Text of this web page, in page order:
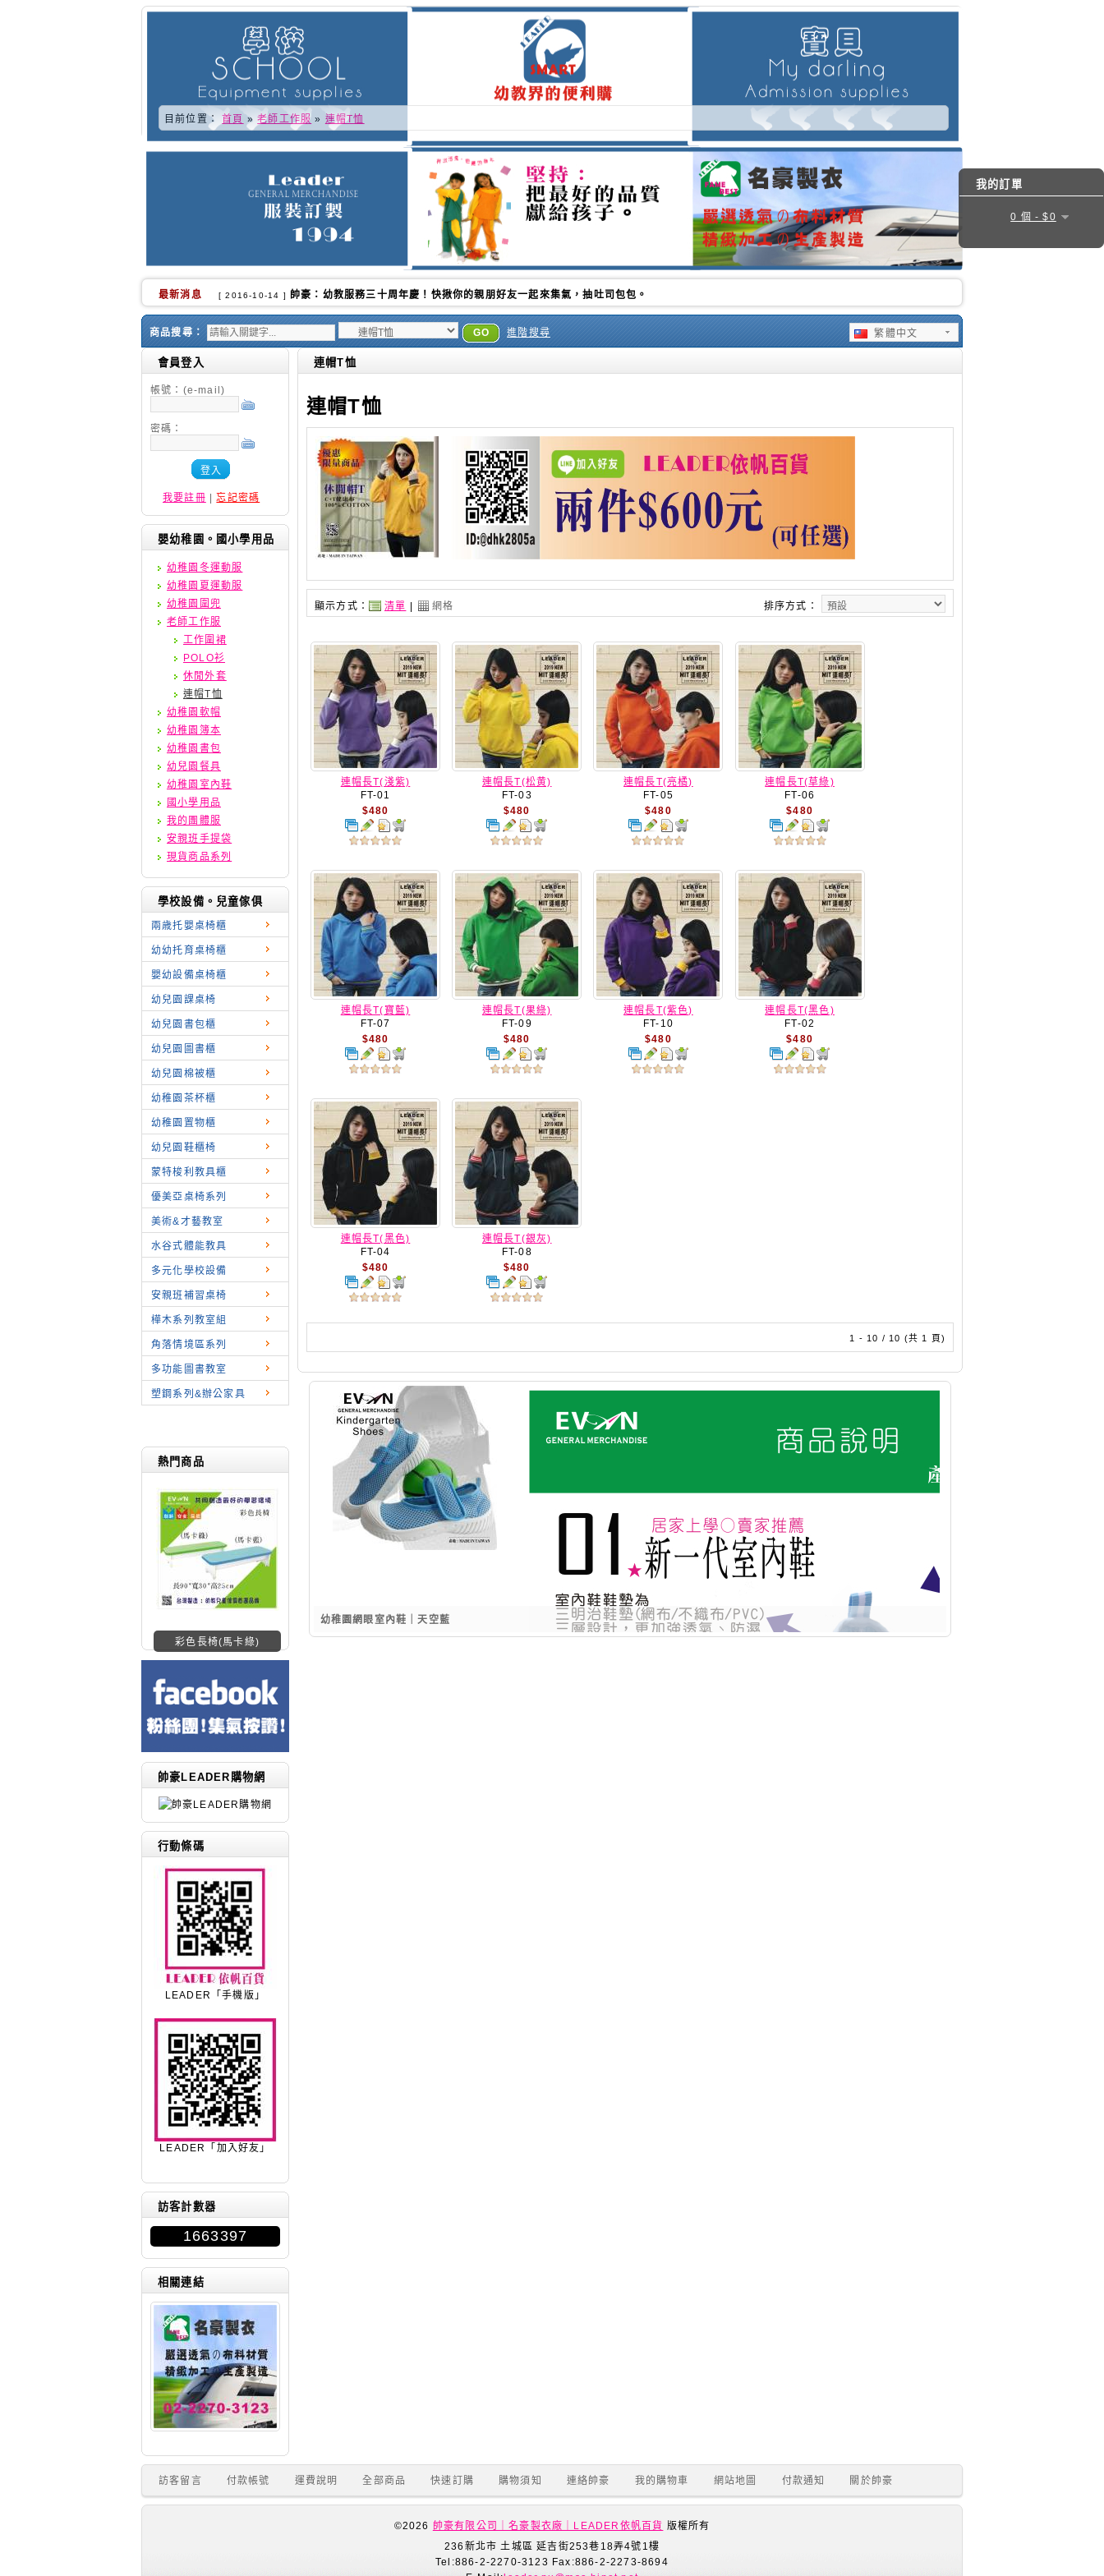
目前位置： 首頁 »老師工作服 » 連帽T恤
最新消息 [ 2016-10-02 ] 又快到了學校換季的時侯.更感謝各位好朋友的支持.帥豪永遠是您最好的選擇
商品搜尋： GO 進階搜尋 繁體中文
我的訂單
0 個 - $0
會員登入
帳號：(e-mail)
密碼：
登入
我要註冊 |忘記密碼
嬰幼稚園。國小學用品
幼稚園冬運動服
幼稚園夏運動服
幼稚園圍兜
老師工作服
工作圍裙
POLO衫
休閒外套
連帽T恤
幼稚園軟帽
幼稚園簿本
幼稚園書包
幼兒園餐具
幼稚園室內鞋
國小學用品
我的團體服
安親班手提袋
現貨商品系列
學校設備。兒童傢俱
兩歳托嬰桌椅櫃
幼幼托育桌椅櫃
嬰幼設備桌椅櫃
幼兒園課桌椅
幼兒園書包櫃
幼兒園圖書櫃
幼兒園棉被櫃
幼稚園茶杯櫃
幼稚園置物櫃
幼兒園鞋櫃椅
蒙特梭利教具櫃
優美亞桌椅系列
美術&才藝教室
水谷式體能教具
多元化學校設備
安親班補習桌椅
樺木系列教室組
角落情境區系列
多功能圖書教室
塑鋼系列&辦公家具
熱門商品
彩色長椅(馬卡綠)
帥豪LEADER購物網
行動條碼
LEADER「手機版」
LEADER「加入好友」
訪客計數器
1663397
相關連結
連帽T恤
連帽T恤
顯示方式： 清單 網格 排序方式：
連帽長T(淺紫)
FT-01
$480
連帽長T(松黄)
FT-03
$480
連帽長T(亮橘)
FT-05
$480
連帽長T(草綠)
FT-06
$480
連帽長T(寶藍)
FT-07
$480
連帽長T(果綠)
FT-09
$480
連帽長T(紫色)
FT-10
$480
連帽長T(黑色)
FT-02
$480
連帽長T(黑色)
FT-04
$480
連帽長T(銀灰)
FT-08
$480
1 - 10 / 10 (共 1 頁)
幼稚園網眼室內鞋｜天空藍
訪客留言 付款帳號 運費說明 全部商品 快速訂購 購物須知 連絡帥豪 我的購物車 網站地圖 付款通知 關於帥豪
©2026 帥豪有限公司｜名豪製衣廠｜LEADER依帆百貨 版權所有
236新北市 土城區 延吉街253巷18弄4號1樓
Tel:886-2-2270-3123 Fax:886-2-2273-8694